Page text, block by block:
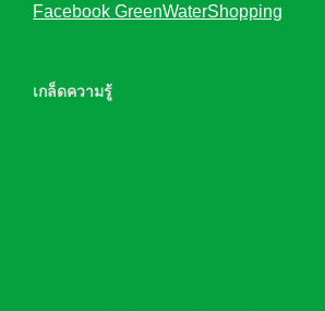
Facebook GreenWaterShopping
เกล็ดความรู้